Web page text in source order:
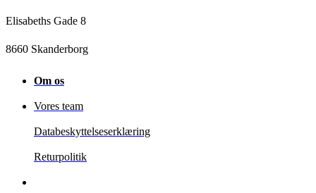
Elisabeths Gade 8
8660 Skanderborg
Om os
Vores team
Databeskyttelseserklæring
Returpolitik